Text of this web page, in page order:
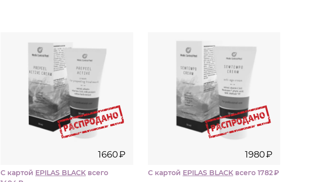
50мл
1660
1660₽
С картой EPILAS BLACKвсего
50мл
1980
1980₽
С картой EPILAS BLACKвсего 1782₽